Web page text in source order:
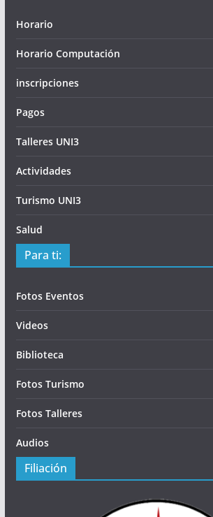
Horario
Horario Computación
inscripciones
Pagos
Talleres UNI3
Actividades
Turismo UNI3
Salud
Para ti:
Fotos Eventos
Videos
Biblioteca
Fotos Turismo
Fotos Talleres
Audios
Filiación